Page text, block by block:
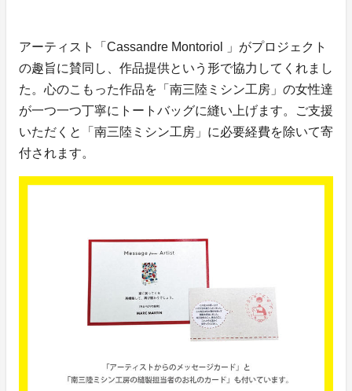
アーティスト「Cassandre Montoriol 」がプロジェクト
の趣旨に賛同し、作品提供という形で協力してくれまし
た。心のこもった作品を「南三陸ミシン工房」の女性達
が一つ一つ丁寧にトートバッグに縫い上げます。ご支援
いただくと「南三陸ミシン工房」に必要経費を除いて寄
付されます。